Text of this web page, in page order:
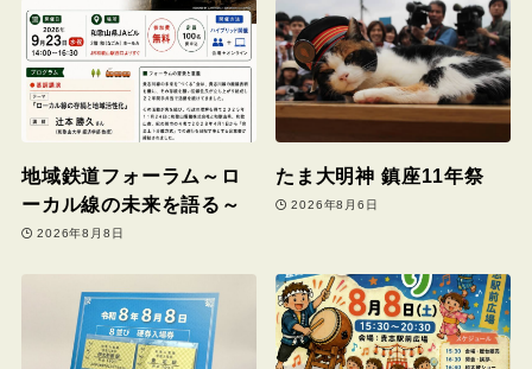
地域鉄道フォーラム～ロ
ーカル線の未来を語る～
2026年8月8日
たま大明神 鎮座11年祭
2026年8月6日